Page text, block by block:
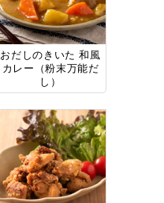
おだしのきいた 和風
カレー（粉末万能だ
し）